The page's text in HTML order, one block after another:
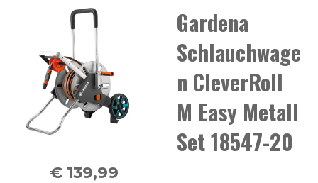
Gardena
Schlauchwage
n CleverRoll
M Easy Metall
Set 18547-20
€ 139,99